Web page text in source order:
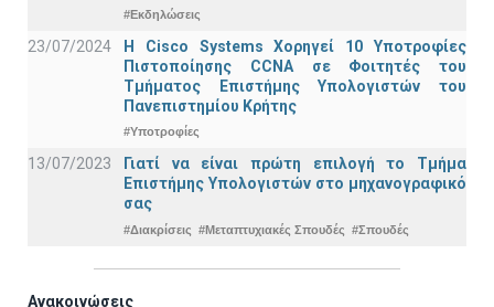
#Εκδηλώσεις
23/07/2024
Η Cisco Systems Χορηγεί 10 Υποτροφίες
Πιστοποίησης CCNA σε Φοιτητές του
Τμήματος Επιστήμης Υπολογιστών του
Πανεπιστημίου Κρήτης
#Υποτροφίες
13/07/2023
Γιατί να είναι πρώτη επιλογή το Τμήμα
Επιστήμης Υπολογιστών στο μηχανογραφικό
σας
#Διακρίσεις #Μεταπτυχιακές Σπουδές #Σπουδές
Ανακοινώσεις